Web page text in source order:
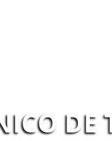
DE